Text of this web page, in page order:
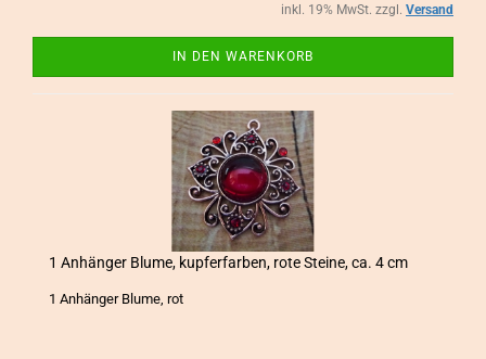
inkl. 19% MwSt. zzgl. Versand
IN DEN WARENKORB
1 An­hän­ger Blume, kup­fer­far­ben, rote Stei­ne, ca. 4 cm
1 An­hän­ger Blume, rot